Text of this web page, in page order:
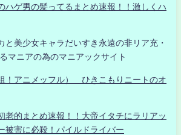
ハゲ男の髪ってるまとめ速報！！激しくハ
と美少女キャラだいすき永遠の非リア充・
マニアの為のマニアックサイト
！アニメッフル） ひきこもりニートのオ
老的まとめ速報！！大帝イタチにラリアッ
被害に必殺！パイルドライバー